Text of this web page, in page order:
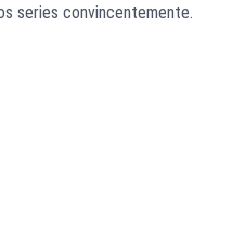
series convincentemente.